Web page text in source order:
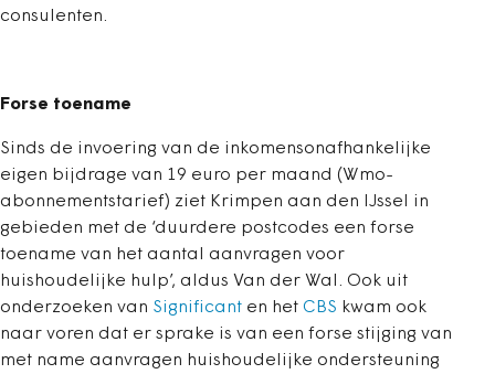
consulenten.
Forse toename
Sinds de invoering van de inkomensonafhankelijke
eigen bijdrage van 19 euro per maand (Wmo-
abonnementstarief) ziet Krimpen aan den IJssel in
gebieden met de ‘duurdere postcodes een forse
toename van het aantal aanvragen voor
huishoudelijke hulp’, aldus Van der Wal. Ook uit
onderzoeken van Significant en het CBS kwam ook
naar voren dat er sprake is van een forse stijging van
met name aanvragen huishoudelijke ondersteuning